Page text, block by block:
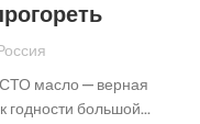
СТО масло — верная
годности большой...